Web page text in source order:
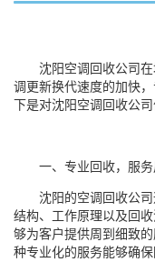
沈阳空调回收公司
调更新换代速度的加快
下是对沈阳空调回收公司
一、专业回收，服
沈阳的空调回收公
结构、工作原理以及回
够为客户提供周到细致
种专业化的服务能够确